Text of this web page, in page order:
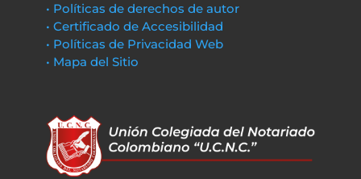
• Políticas de derechos de autor
• Certificado de Accesibilidad
• Políticas de Privacidad Web
• Mapa del Sitio